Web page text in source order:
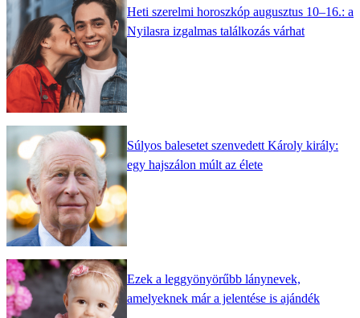
Heti szerelmi horoszkóp augusztus 10–16.: a
Nyilasra izgalmas találkozás várhat
Súlyos balesetet szenvedett Károly király:
egy hajszálon múlt az élete
Ezek a leggyönyörűbb lánynevek,
amelyeknek már a jelentése is ajándék